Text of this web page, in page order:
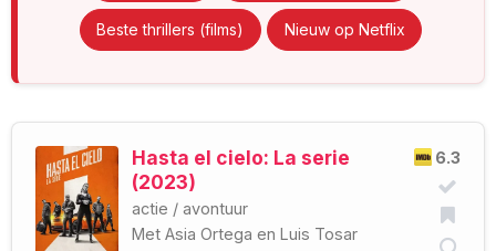
Beste thrillers (films) Nieuw op Netflix
6.3
Hasta el cielo: La serie
(2023)
actie / avontuur
Met Asia Ortega en Luis Tosar